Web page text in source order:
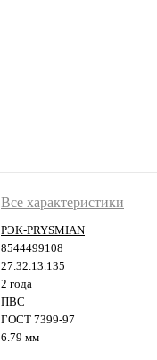
Все характеристики
РЭК-PRYSMIAN
8544499108
27.32.13.135
2 года
ПВС
ГОСТ 7399-97
6.79 мм